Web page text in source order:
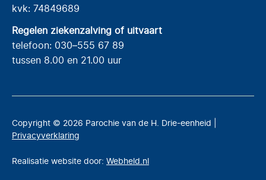
kvk: 74849689
Regelen ziekenzalving of uitvaart
telefoon: 030–555 67 89
tussen 8.00 en 21.00 uur
Copyright © 2026 Parochie van de H. Drie-eenheid |
Privacyverklaring
Realisatie website door: Webheld.nl